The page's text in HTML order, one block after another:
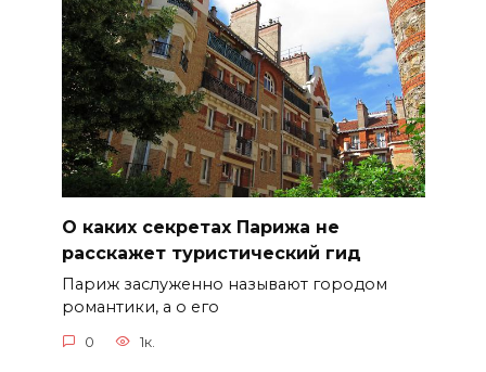
О каких секретах Парижа не
расскажет туристический гид
Париж заслуженно называют городом
романтики, а о его
0 1к.